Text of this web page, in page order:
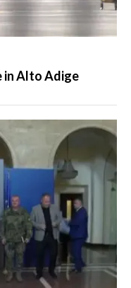
in Alto Adige